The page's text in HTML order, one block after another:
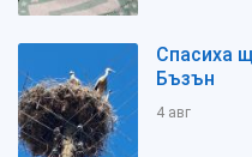
Спасиха
Бъзън
4 авг